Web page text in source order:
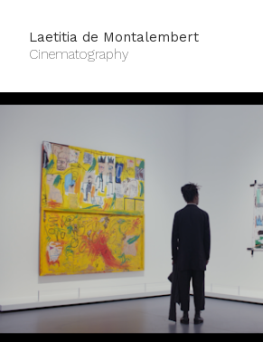
Laetitia de Montalembert
Cinematography